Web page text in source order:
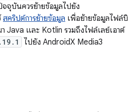
จุบันควรย้ายข้อมูลไปยัง
สคริปต์การย้ายข้อมูล เพื่อย้ายข้อมูลไฟล์บิ
Java และ Kotlin รวมถึงไฟล์เลย์เอาต์
ไปยัง AndroidX Media3